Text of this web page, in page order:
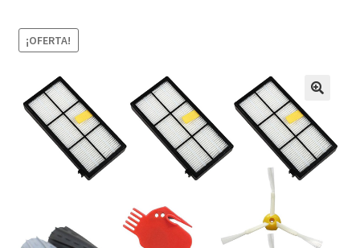
Contacto
ENOVA
FAQ
Finalizar compra
¡OFERTA!